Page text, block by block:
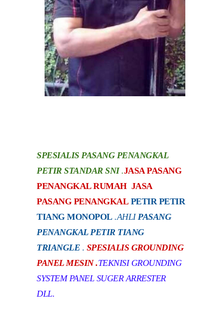
SPESIALIS PASANG PENANGKAL
PETIR STANDAR SNI.JASA PASANG
PENANGKAL RUMAH JASA
PASANG PENANGKAL PETIR PETIR
TIANG MONOPOL.AHLIPASANG
PENANGKAL PETIR TIANG
TRIANGLE . SPESIALIS GROUNDING
PANEL MESIN .TEKNISI GROUNDING
SYSTEM PANEL SUGER ARRESTER
DLL.